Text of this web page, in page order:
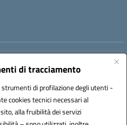
di tracciamento
di profilazione degli utenti -
cookies tecnici necessari al
alla fruibilità dei servizi
784180
MCIS00200P@pec.istruzione.it